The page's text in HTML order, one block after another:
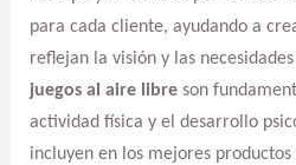
para cada cliente, ayudando a
reflejan la visión y las
juegos al aire libreson
actividad física y el desarrollo
incluyen en los mejores productos